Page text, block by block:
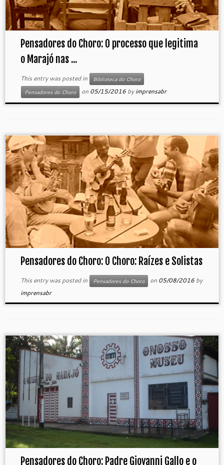
Pensadores do Choro: O processo que legitima
o Marajó nas ...
This entry was posted in
Biblioteca do Choro
Pensadores do Choro
on 05/15/2016 byimprensabr
Pensadores do Choro: O Choro: Raízes e Solistas
This entry was posted in Pensadores do Choro on 05/08/2016 by
imprensabr
Pensadores do Choro: Padre Giovanni Gallo e o